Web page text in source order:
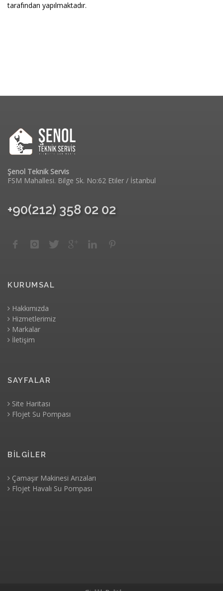
tarafından yapılmaktadır.
Şenol Teknik Servis
FSM Mahallesi. Bilge Sk. No:62 Etiler / İstanbul
+90(212) 358 02 02
KURUMSAL
Hakkımızda
Hizmetlerimiz
Markalar
İletişim
SAYFALAR
Site Haritası
Flojet Su Pompası
BİLGİLER
Çamaşır Makinesi Arızaları
Flojet Havalı Su Pompası